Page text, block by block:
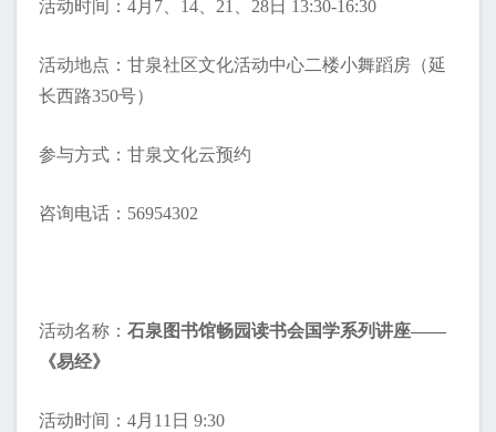
活动时间：4月7、14、21、28日 13:30-16:30
活动地点：甘泉社区文化活动中心二楼小舞蹈房（延
长西路350号）
参与方式：甘泉文化云预约
咨询电话：56954302
活动名称： 石泉图书馆畅园读书会国学系列讲座——
《易经》
活动时间：4月11日 9:30